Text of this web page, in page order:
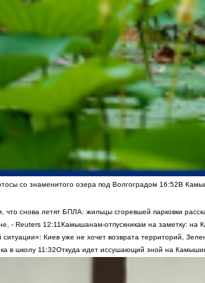
со знаменитого озера под Волгоградом 16:52В
снова летят БПЛА: жильцы сгоревшей парковки
- Reuters 12:11Камышанам-отпускникам на заметку: на
ситуации»: Киев уже не хочет возврата территорий,
в школу 11:32Откуда идет иссушающий зной на